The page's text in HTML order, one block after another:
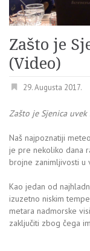
Zašto je
(Video)
29. Augusta 2017.
Zašto je Sjenica uvek
Naš najpoznatiji
je pre nekoliko dana
brojne zanimljivosti u
Kao jedan od
izuzetno niskim
metara nadmorske
zaključiti zbog čega